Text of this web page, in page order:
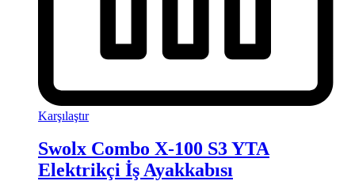
Karşılaştır
Swolx Combo X-100 S3 YTA
Elektrikçi İş Ayakkabısı